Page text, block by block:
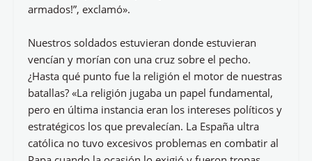
armados!”, exclamó».
Nuestros soldados estuvieran donde estuvieran
vencían y morían con una cruz sobre el pecho.
¿Hasta qué punto fue la religión el motor de nuestras
batallas? «La religión jugaba un papel fundamental,
pero en última instancia eran los intereses políticos y
estratégicos los que prevalecían. La España ultra
católica no tuvo excesivos problemas en combatir al